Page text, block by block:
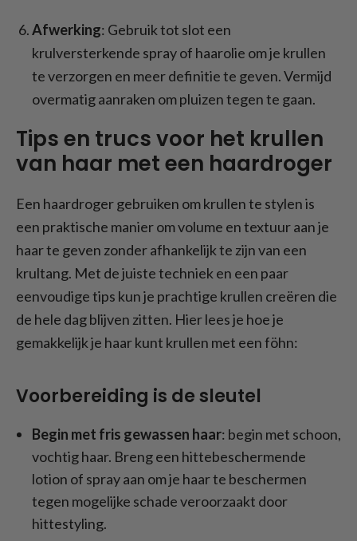
Afwerking: Gebruik tot slot een
krulversterkende spray of haarolie om je krullen
te verzorgen en meer definitie te geven. Vermijd
overmatig aanraken om pluizen tegen te gaan.
Tips en trucs voor het krullen
van haar met een haardroger
Een haardroger gebruiken om krullen te stylen is
een praktische manier om volume en textuur aan je
haar te geven zonder afhankelijk te zijn van een
krultang. Met de juiste techniek en een paar
eenvoudige tips kun je prachtige krullen creëren die
de hele dag blijven zitten. Hier lees je hoe je
gemakkelijk je haar kunt krullen met een föhn:
Voorbereiding is de sleutel
Begin met fris gewassen haar: begin met schoon,
vochtig haar. Breng een hittebeschermende
lotion of spray aan om je haar te beschermen
tegen mogelijke schade veroorzaakt door
hittestyling.